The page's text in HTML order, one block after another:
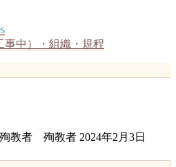
事中）・組織・規程
教者 殉教者 2024年2月3日